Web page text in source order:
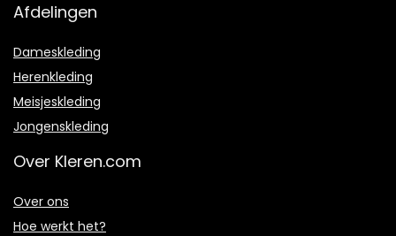
Afdelingen
Dameskleding
Herenkleding
Meisjeskleding
Jongenskleding
Over Kleren.com
Over ons
Hoe werkt het?